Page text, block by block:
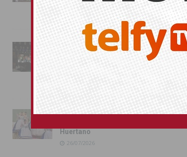
toma del castillo
31/07/2026
Pilar de la Horadada
conmemora con emoción el
40º aniversario de su
independencia como municipio
31/07/2026
Almoradí presume de raíces
Huertano
26/07/2026